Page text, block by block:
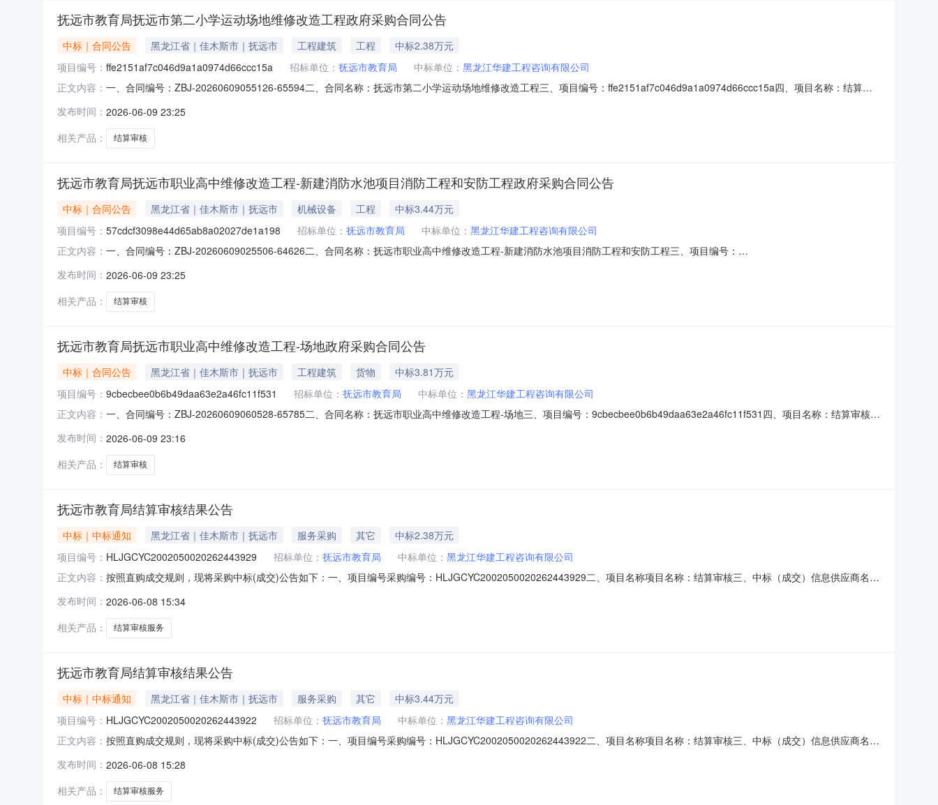
抚远市教育局抚远市第二小学运动场地维修改造工程政府采购合同公告
中标｜合同公告 黑龙江省｜佳木斯市｜抚远市 工程建筑 工程
中标2.38万元
项目编号： ffe2151af7c046d9a1a0974d66ccc15a 招标单位： 抚远市教育局 中标单位： 黑龙江华建工程咨询有限公司
正文内容： 一、合同编号：ZBJ-20260609055126-65594二、合同名称：抚远市第二小学运动场地维修改造工程三、项目编号：ffe2151af7c046d9a1a0974d66ccc15a四、项目名称：结算审
四大道1895号3栋2单元14层17号联系方式：13351406907六、合同主要信息主要标的：序号名称数量(单位)单价(元)总价(元)规
发布时间： 2026-06-09 23:25
相关产品：
结算审核
抚远市教育局抚远市职业高中维修改造工程-新建消防水池项目消防工程和安防工程政府采购合同公告
中标｜合同公告 黑龙江省｜佳木斯市｜抚远市 机械设备 工程
中标3.44万元
项目编号： 57cdcf3098e44d65ab8a02027de1a198 招标单位： 抚远市教育局 中标单位： 黑龙江华建工程咨询有限公司
正文内容： 一、合同编号：ZBJ-20260609025506-64626二、合同名称：抚远市职业高中维修改造工程-新建消防水池项目消防工程和安防工程三、项目编号：
江华建工程咨询有限公司地址：黑龙江省哈尔滨市道里区群力第四大道1895号3栋2单元14层17号联系方式：13351406907六、合同主要信息主要标的：序号名称数量(
发布时间： 2026-06-09 23:25
相关产品：
结算审核
抚远市教育局抚远市职业高中维修改造工程-场地政府采购合同公告
中标｜合同公告 黑龙江省｜佳木斯市｜抚远市 工程建筑 货物
中标3.81万元
项目编号： 9cbecbee0b6b49daa63e2a46fc11f531 招标单位： 抚远市教育局 中标单位： 黑龙江华建工程咨询有限公司
正文内容： 一、合同编号：ZBJ-20260609060528-65785二、合同名称：抚远市职业高中维修改造工程-场地三、项目编号：9cbecbee0b6b49daa63e2a46fc11f531四、项目名称：结算审核
大道1895号3栋2单元14层17号联系方式：13351406907六、合同主要信息主要标的：序号名称数量(单位)单价(元)总价(元)规格
发布时间： 2026-06-09 23:16
相关产品：
结算审核
抚远市教育局结算审核结果公告
中标｜中标通知 黑龙江省｜佳木斯市｜抚远市 服务采购 其它
中标2.38万元
项目编号： HLJGCYC2002050020262443929 招标单位： 抚远市教育局 中标单位： 黑龙江华建工程咨询有限公司
正文内容： 按照直购成交规则，现将采购中标(成交)公告如下：一、项目编号采购编号：HLJGCYC2002050020262443929二、项目名称项目名称：结算审核三、中标（成交）信息供应商名
间：2026-06-0814:53:16四、主要标的信息标的类型：服务类名称：结算审核项目周期：30项目实施地：黑龙江省佳木斯市抚远市第二小学六、公告期限自本公告发布
发布时间： 2026-06-08 15:34
相关产品：
结算审核服务
抚远市教育局结算审核结果公告
中标｜中标通知 黑龙江省｜佳木斯市｜抚远市 服务采购 其它
中标3.44万元
项目编号： HLJGCYC2002050020262443922 招标单位： 抚远市教育局 中标单位： 黑龙江华建工程咨询有限公司
正文内容： 按照直购成交规则，现将采购中标(成交)公告如下：一、项目编号采购编号：HLJGCYC2002050020262443922二、项目名称项目名称：结算审核三、中标（成交）信息供应商名
间：2026-06-0814:54:02四、主要标的信息标的类型：服务类名称：结算审核项目周期：30项目实施地：黑龙江省佳木斯市抚远市职业高中六、公告期限自本公告发布
发布时间： 2026-06-08 15:28
相关产品：
结算审核服务